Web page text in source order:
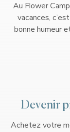
Au Flower
vacances,
bonne humeur
Devenir
Achetez votre